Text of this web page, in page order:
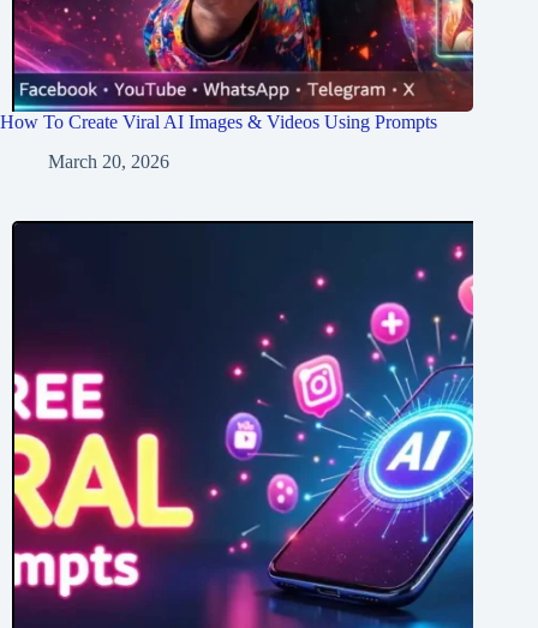
How To Create Viral AI Images & Videos Using Prompts
March 20, 2026